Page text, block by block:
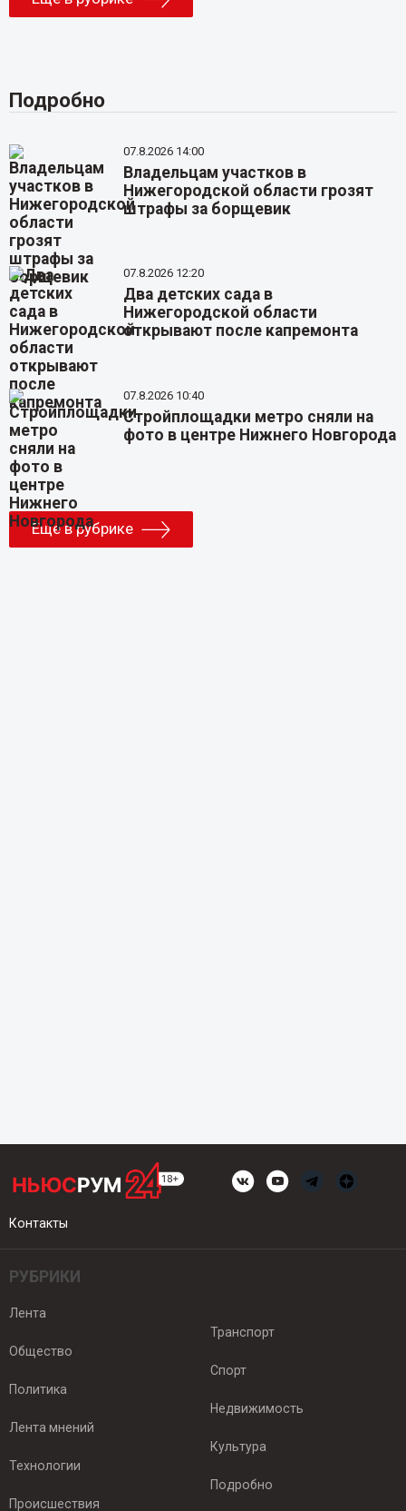
Подробно
07.8.2026 14:00
Владельцам участков в
Нижегородской области грозят
штрафы за борщевик
07.8.2026 12:20
Два детских сада в
Нижегородской области
открывают после капремонта
07.8.2026 10:40
Стройплощадки метро сняли на
фото в центре Нижнего Новгорода
Еще в рубрике
Контакты
РУБРИКИ
Лента
Общество
Политика
Лента мнений
Технологии
Происшествия
Транспорт
Спорт
Недвижимость
Культура
Подробно